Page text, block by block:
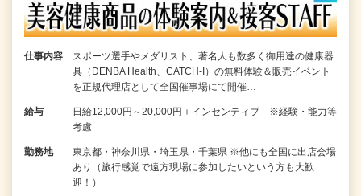
仕事内容
スポーツ選手やメダリスト、著名人も数多く御用達の健康器
具（DENBA Health、CATCH-I）の無料体験＆販売イベント
を正規代理店として全国催事場にて開催…
給与
日給12,000円～20,000円＋インセンティブ ※経験・能力等
考慮
勤務地
東京都・神奈川県・埼玉県・千葉県 ※他にも全国に出店会場
あり（旅行感覚で遠方現場に参加したいという方も大歓
迎！）